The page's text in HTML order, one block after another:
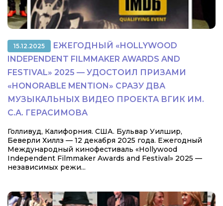
15.12.2025
ЕЖЕГОДНЫЙ «HOLLYWOOD
INDEPENDENT FILMMAKER AWARDS AND
FESTIVAL» 2025 — УДОСТОИЛ ПРИЗАМИ
«HONORABLE MENTION» СРАЗУ ДВА
МУЗЫКАЛЬНЫХ ВИДЕО ПРОЕКТА ВГИК ИМ.
С.А. ГЕРАСИМОВА
Голливуд, Калифорния. США. Бульвар Уилшир,
Беверли Хиллз — 12 декабря 2025 года. Ежегодный
Международный кинофестиваль «Hollywood
Independent Filmmaker Awards and Festival» 2025 —
независимых режи...